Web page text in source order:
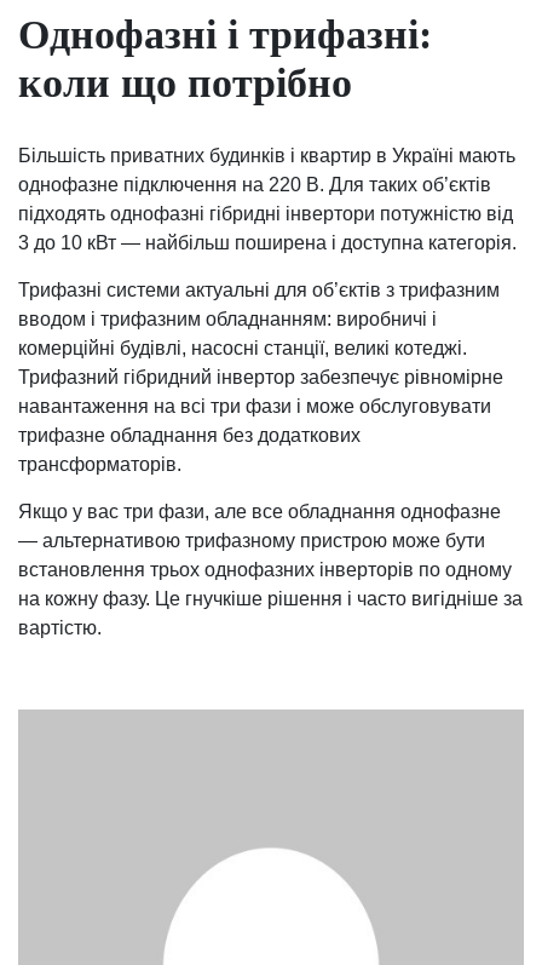
Однофазні і трифазні:
коли що потрібно
Більшість приватних будинків і квартир в Україні мають
однофазне підключення на 220 В. Для таких об’єктів
підходять однофазні гібридні інвертори потужністю від
3 до 10 кВт — найбільш поширена і доступна категорія.
Трифазні системи актуальні для об’єктів з трифазним
вводом і трифазним обладнанням: виробничі і
комерційні будівлі, насосні станції, великі котеджі.
Трифазний гібридний інвертор забезпечує рівномірне
навантаження на всі три фази і може обслуговувати
трифазне обладнання без додаткових
трансформаторів.
Якщо у вас три фази, але все обладнання однофазне
— альтернативою трифазному пристрою може бути
встановлення трьох однофазних інверторів по одному
на кожну фазу. Це гнучкіше рішення і часто вигідніше за
вартістю.